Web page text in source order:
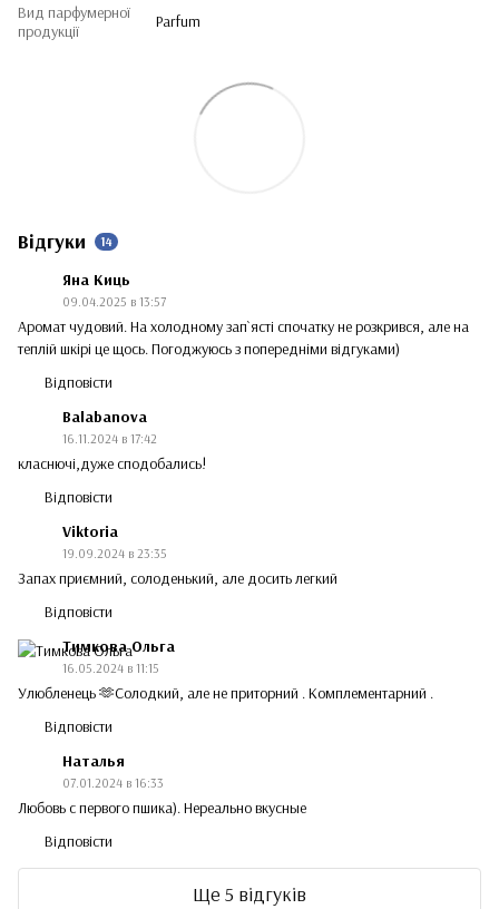
Вид парфумерної
продукції
Parfum
Відгуки 14
Яна Киць
09.04.2025 в 13:57
Аромат чудовий. На холодному зап`ясті спочатку не розкрився, але на
теплій шкірі це щось. Погоджуюсь з попередніми відгуками)
Відповісти
Balabanova
16.11.2024 в 17:42
класнючі,дуже сподобались!
Відповісти
Viktoria
19.09.2024 в 23:35
Запах приємний, солоденький, але досить легкий
Відповісти
Тимкова Ольга
16.05.2024 в 11:15
Улюбленець 🫶Солодкий, але не приторний . Комплементарний .
Відповісти
Наталья
07.01.2024 в 16:33
Любовь с первого пшика). Нереально вкусные
Відповісти
Ще 5 відгуків